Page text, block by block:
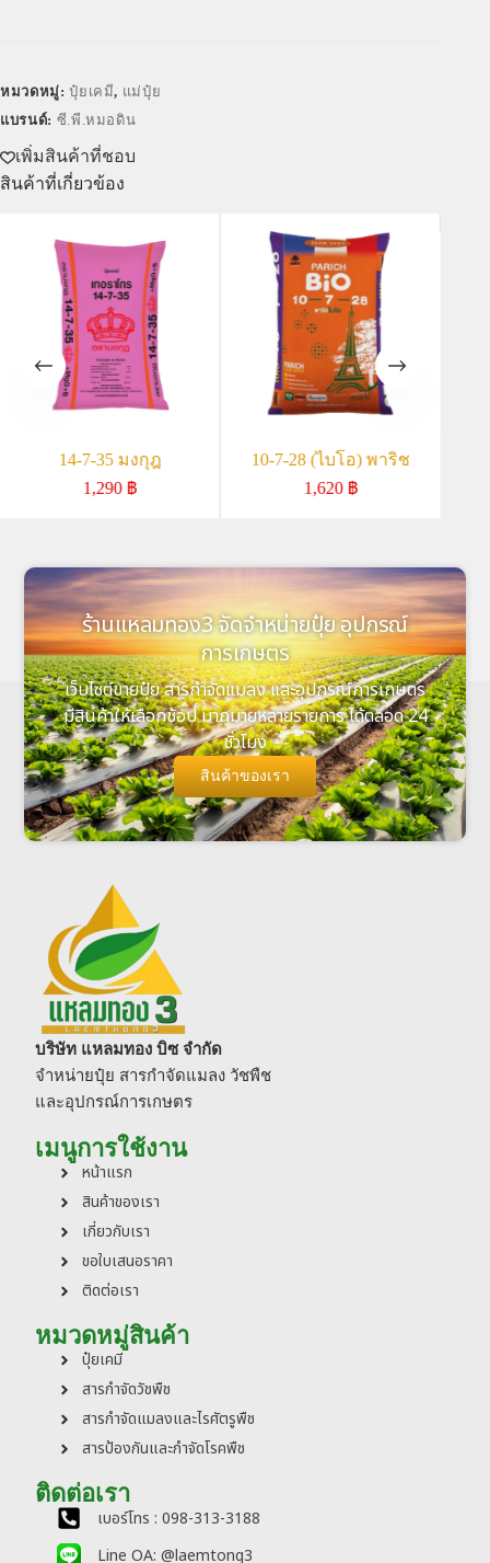
หมวดหมู่:ปุ๋ยเคมี, แม่ปุ๋ย
แบรนด์: ซี.พี.หมอดิน
เพิ่มสินค้าที่ชอบ
สินค้าที่เกี่ยวข้อง
14-7-35 มงกุฎ
1,290 ฿
10-7-28 (ไบโอ) พาริช
1,620 ฿
ร้านแหลมทอง3 จัดจำหน่ายปุ๋ย อุปกรณ์
การเกษตร
เว็บไซต์ขายปุ๋ย สารกำจัดแมลง และอุปกรณ์การเกษตร
มีสินค้าให้เลือกช้อป มากมายหลายรายการ ได้ตลอด 24
ชั่วโมง
สินค้าของเรา
บริษัท แหลมทอง บิซ จำกัด
จำหน่ายปุ๋ย สารกำจัดแมลง วัชพืช
และอุปกรณ์การเกษตร
เมนูการใช้งาน
หน้าแรก
สินค้าของเรา
เกี่ยวกับเรา
ขอใบเสนอราคา
ติดต่อเรา
หมวดหมู่สินค้า
ปุ๋ยเคมี
สารกำจัดวัชพืช
สารกำจัดแมลงและไรศัตรูพืช
สารป้องกันและกำจัดโรคพืช
ติดต่อเรา
เบอร์โทร : 098-313-3188
Line OA: @laemtong3